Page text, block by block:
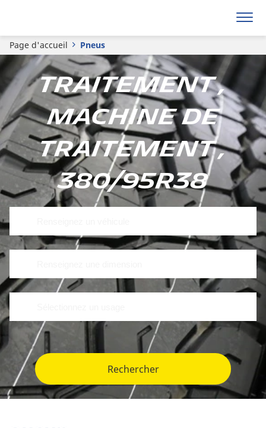
Page d'accueil Pneus
Traitement ,
Machine de
traitement ,
380/95R38
Rechercher